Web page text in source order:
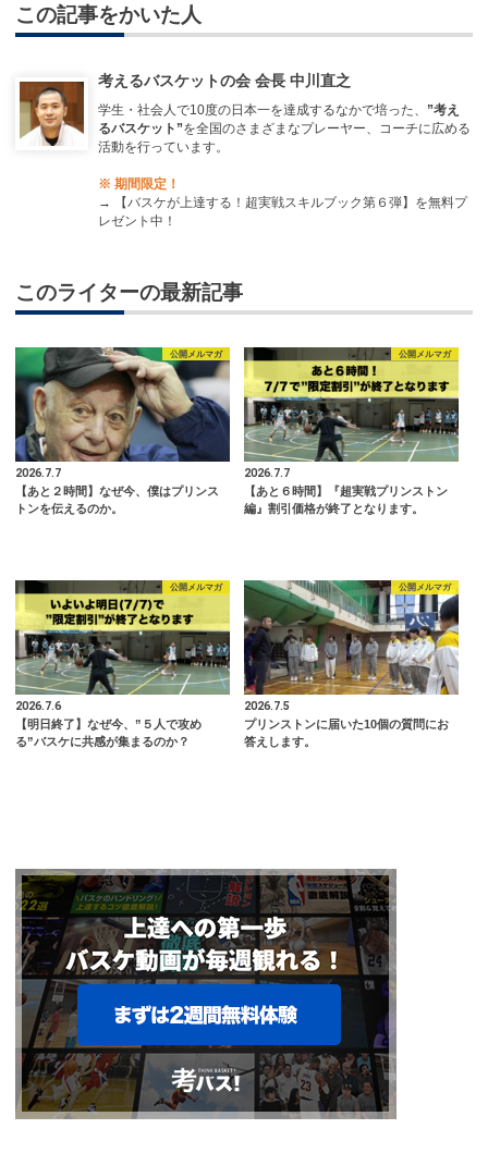
この記事をかいた人
考えるバスケットの会 会長 中川直之
学生・社会人で10度の日本一を達成するなかで培った、 ”考え
るバスケット”を全国のさまざまなプレーヤー、コーチに広める
活動を行っています。
※ 期間限定！
→
【バスケが上達する！超実戦スキルブック第６弾】を無料プ
レゼント中！
このライターの最新記事
公開メルマガ
2026.7.7
【あと２時間】なぜ今、僕はプリンス
トンを伝えるのか。
公開メルマガ
2026.7.7
【あと６時間】『超実戦プリンストン
編』割引価格が終了となります。
公開メルマガ
2026.7.6
【明日終了】なぜ今、”５人で攻め
る”バスケに共感が集まるのか？
公開メルマガ
2026.7.5
プリンストンに届いた10個の質問にお
答えします。